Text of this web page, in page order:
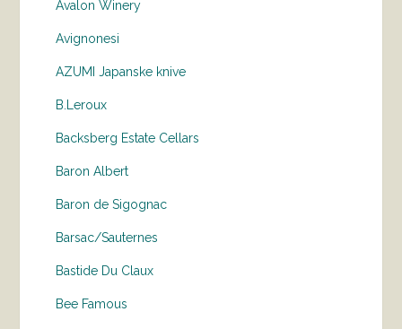
Avalon Winery
Avignonesi
AZUMI Japanske knive
B.Leroux
Backsberg Estate Cellars
Baron Albert
Baron de Sigognac
Barsac/Sauternes
Bastide Du Claux
Bee Famous